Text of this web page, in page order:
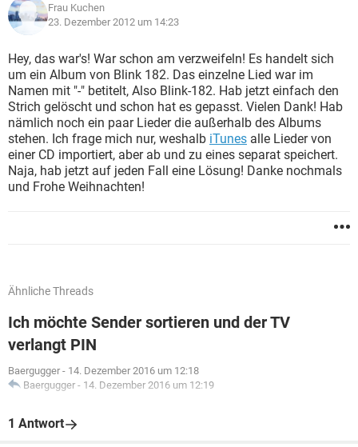
Frau Kuchen
23. Dezember 2012 um 14:23
Hey, das war's! War schon am verzweifeln! Es handelt sich
um ein Album von Blink 182. Das einzelne Lied war im
Namen mit "-" betitelt, Also Blink-182. Hab jetzt einfach den
Strich gelöscht und schon hat es gepasst. Vielen Dank! Hab
nämlich noch ein paar Lieder die außerhalb des Albums
stehen. Ich frage mich nur, weshalb iTunes alle Lieder von
einer CD importiert, aber ab und zu eines separat speichert.
Naja, hab jetzt auf jeden Fall eine Lösung! Danke nochmals
und Frohe Weihnachten!
Ähnliche Threads
Ich möchte Sender sortieren und der TV
verlangt PIN
Baergugger - 14. Dezember 2016 um 12:18
Baergugger - 14. Dezember 2016 um 12:19
1 Antwort